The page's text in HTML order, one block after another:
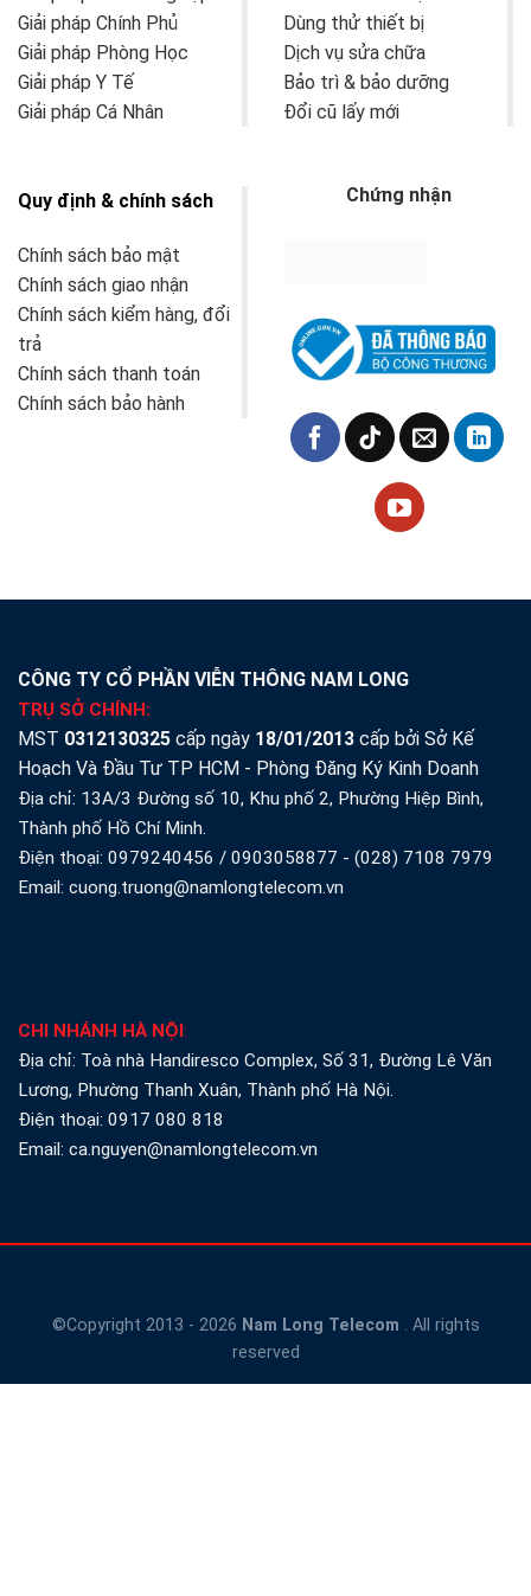
Giải pháp Chính Phủ
Giải pháp Phòng Học
Giải pháp Y Tế
Giải pháp Cá Nhân
Dùng thử thiết bị
Dịch vụ sửa chữa
Bảo trì & bảo dưỡng
Đổi cũ lấy mới
Quy định & chính sách
Chính sách bảo mật
Chính sách giao nhận
Chính sách kiểm hàng, đổi
trả
Chính sách thanh toán
Chính sách bảo hành
Chứng nhận
CÔNG TY CỔ PHẦN VIỄN THÔNG NAM LONG
TRỤ SỞ CHÍNH:
MST 0312130325 cấp ngày 18/01/2013 cấp bởi Sở Kế
Hoạch Và Đầu Tư TP HCM - Phòng Đăng Ký Kinh Doanh
Địa chỉ: 13A/3 Đường số 10, Khu phố 2, Phường Hiệp Bình,
Thành phố Hồ Chí Minh.
Điện thoại: 0979240456 / 0903058877 - (028) 7108 7979
Email: cuong.truong@namlongtelecom.vn
CHI NHÁNH HÀ NỘI :
Địa chỉ: Toà nhà Handiresco Complex, Số 31, Đường Lê Văn
Lương, Phường Thanh Xuân, Thành phố Hà Nội.
Điện thoại: 0917 080 818
Email: ca.nguyen@namlongtelecom.vn
©Copyright 2013 - 2026 Nam Long Telecom . All rights
reserved